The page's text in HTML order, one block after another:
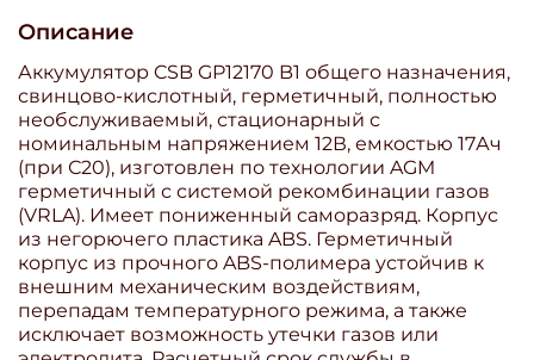
Описание
Аккумулятор CSB GP12170 B1 общего назначения,
свинцово-кислотный, герметичный, полностью
необслуживаемый, стационарный с
номинальным напряжением 12В, емкостью 17Ач
(при С20), изготовлен по технологии AGM
герметичный с системой рекомбинации газов
(VRLA). Имеет пониженный саморазряд. Корпус
из негорючего пластика ABS. Герметичный
корпус из прочного ABS-полимера устойчив к
внешним механическим воздействиям,
перепадам температурного режима, а также
исключает возможность утечки газов или